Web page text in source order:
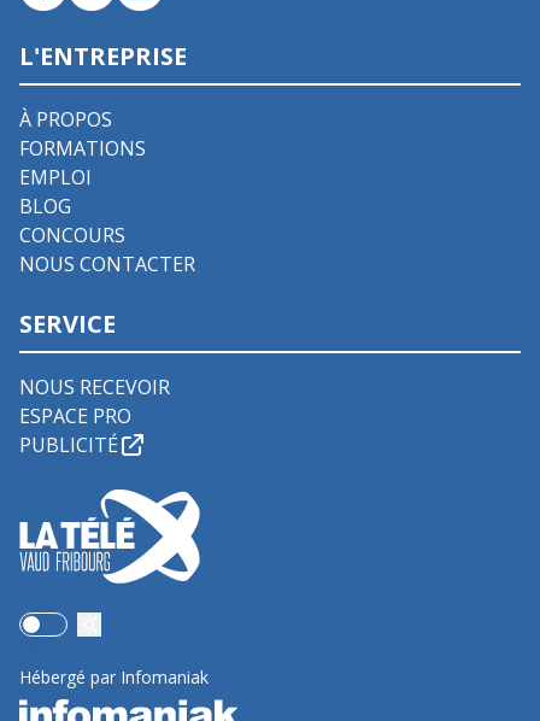
L'ENTREPRISE
À PROPOS
FORMATIONS
EMPLOI
BLOG
CONCOURS
NOUS CONTACTER
SERVICE
NOUS RECEVOIR
ESPACE PRO
PUBLICITÉ
Use setting
Hébergé par Infomaniak